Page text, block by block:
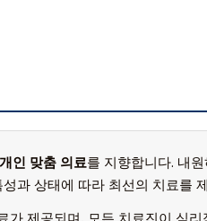
개인 맞춤 의료를 지향합니다. 내
과 상태에 따라 최선의 치료를
제공되며, 모든 치료진이 심